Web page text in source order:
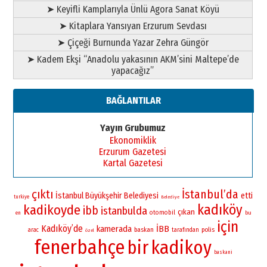
➤ Keyifli Kamplarıyla Ünlü Agora Sanat Köyü
➤ Kitaplara Yansıyan Erzurum Sevdası
➤ Çiçeği Burnunda Yazar Zehra Güngör
➤ Kadem Ekşi “Anadolu yakasının AKM’sini Maltepe’de
yapacağız”
BAĞLANTILAR
Yayın Grubumuz
Ekonomiklik
Erzurum Gazetesi
Kartal Gazetesi
turkiye çıktı İstanbul Büyükşehir Belediyesi Belediye İstanbul’da etti
en kadikoyde ibb istanbulda otomobil çıkan kadıköy bu
arac Kadıköy’de özel kamerada baskan İBB tarafından polis için
fenerbahçe birkadikoy baskani